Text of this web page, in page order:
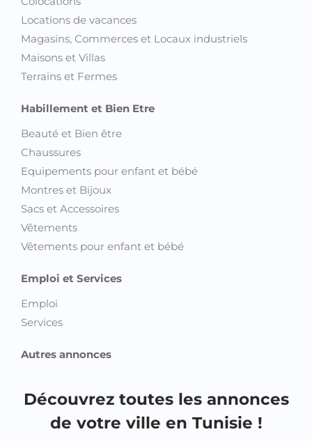
Locations de vacances
Magasins, Commerces et Locaux industriels
Maisons et Villas
Terrains et Fermes
Habillement et Bien Etre
Beauté et Bien être
Chaussures
Equipements pour enfant et bébé
Montres et Bijoux
Sacs et Accessoires
Vêtements
Vêtements pour enfant et bébé
Emploi et Services
Emploi
Services
Autres annonces
Découvrez toutes les annonces
de votre ville en Tunisie !